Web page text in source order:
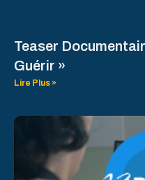
Teaser
Guérir »
Lire Plus »